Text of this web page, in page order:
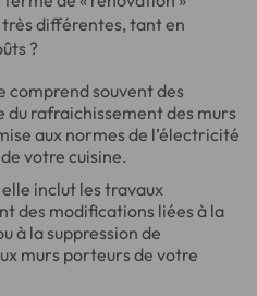
différentes, tant en
?
comprend souvent des
du rafraichissement des murs
aux normes de l’électricité
votre cuisine.
inclut les travaux
des modifications liées à la
à la suppression de
murs porteurs de votre